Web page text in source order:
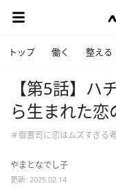
トップ 働く 整える
【第5話】ハ
ら生まれた
＃御曹司に恋はムズすぎる
やまとなでし子
更新: 2025.02.14